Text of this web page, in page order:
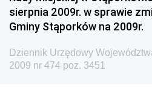
Dziennik Urzędowy Ministra
Żeglugi Śródlądowej
Dziennik Urzędowy Ministra
Dziennik Urzędowy Ministra
sierpnia 2009r. w sprawie
Gminy Stąporków na 2009r.
Dziennik Urzędowy
2009 nr 474 poz. 3451